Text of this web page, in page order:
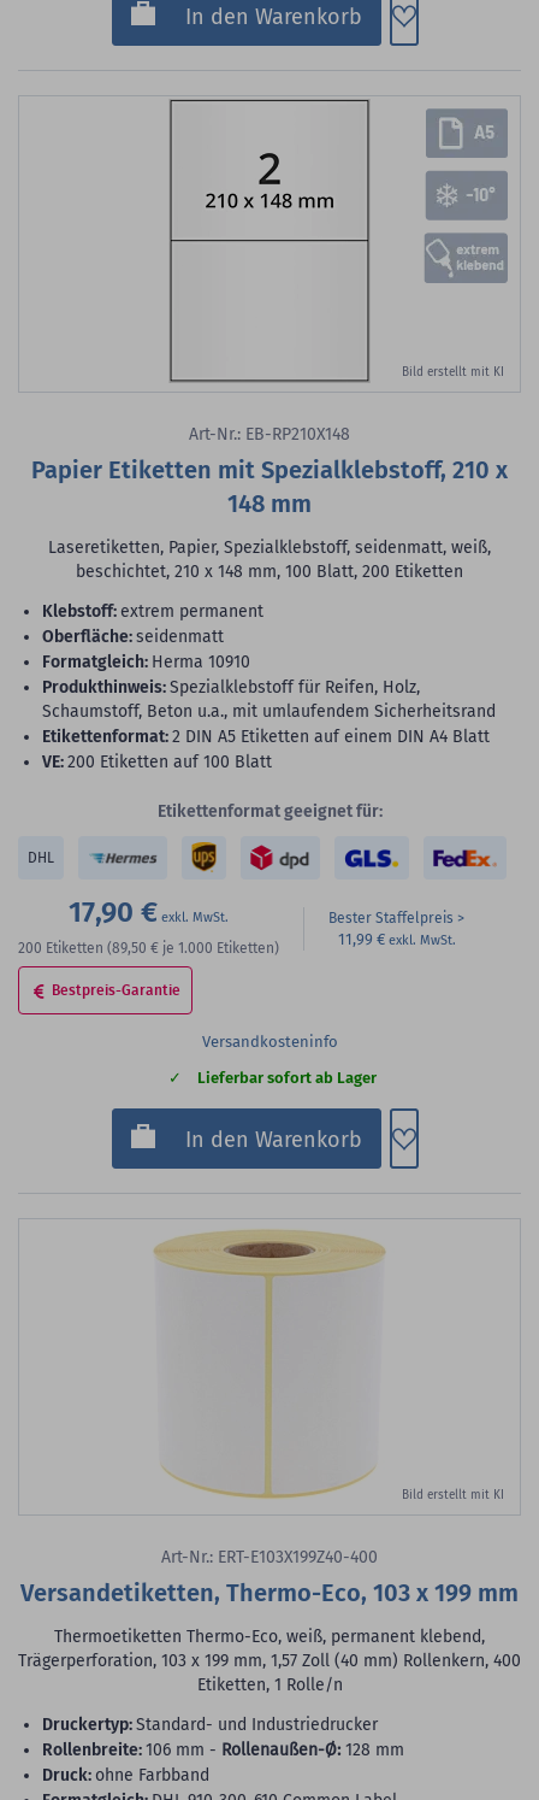
In den Warenkorb Zum
Bild erstellt mit KI
Art-Nr.: EB-RP210X148
Papier Etiketten mit Spezialklebstoff, 210 x
148 mm
Laseretiketten, Papier, Spezialklebstoff, seidenmatt, weiß,
beschichtet, 210 x 148 mm, 100 Blatt, 200 Etiketten
Klebstoff: extrem permanent
Oberfläche:seidenmatt
Formatgleich: Herma 10910
Produkthinweis:Spezialklebstoff für Reifen, Holz,
Schaumstoff, Beton u.a., mit umlaufendem Sicherheitsrand
Etikettenformat:2 DIN A5 Etiketten auf einem DIN A4 Blatt
VE:200 Etiketten auf 100 Blatt
Etikettenformat geeignet für:
DHL
17,90 €
200 Etiketten (89,50 € je 1.000 Etiketten)
Bester Staffelpreis
11,99 €
Bestpreis-Garantie
Versandkosteninfo
Lieferbar sofort ab Lager
In den Warenkorb Zum
Bild erstellt mit KI
Art-Nr.: ERT-E103X199Z40-400
Versandetiketten, Thermo-Eco, 103 x 199 mm
Thermoetiketten Thermo-Eco, weiß, permanent klebend,
Trägerperforation, 103 x 199 mm, 1,57 Zoll (40 mm) Rollenkern, 400
Etiketten, 1 Rolle/n
Druckertyp:Standard- und Industriedrucker
Rollenbreite:106 mm - Rollenaußen-Ø: 128 mm
Druck: ohne Farbband